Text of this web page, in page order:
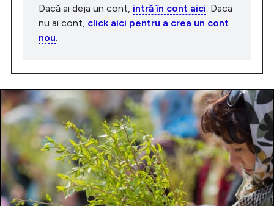
Dacă ai deja un cont, intră în cont aici . Daca
nu ai cont, click aici pentru a crea un cont
nou